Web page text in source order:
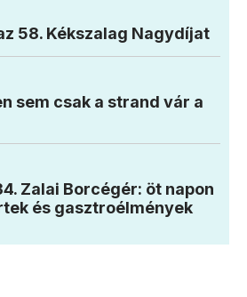
58. Kékszalag Nagydíjat
sem csak a strand vár a
Zalai Borcégér: öt napon
és gasztroélmények